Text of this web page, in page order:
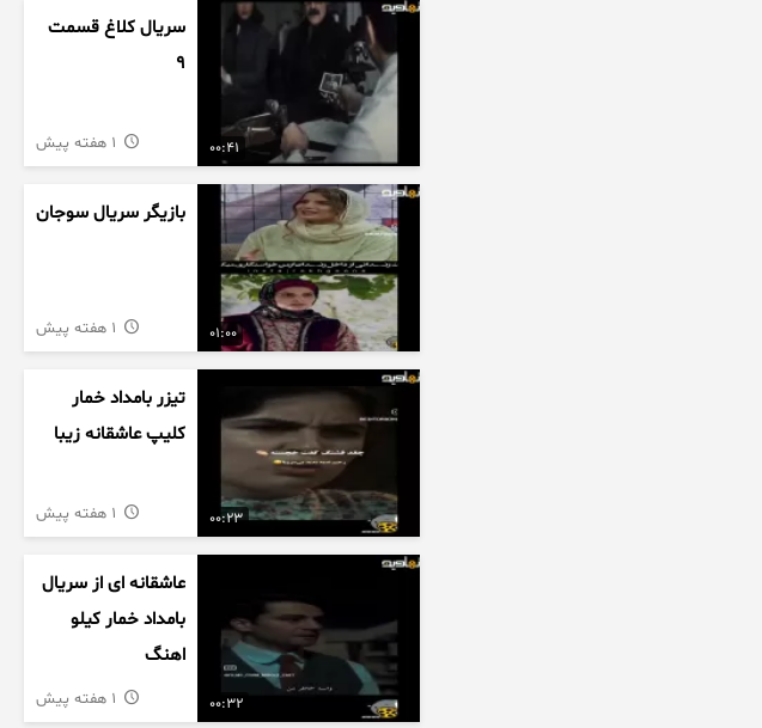
00:41
سریال کلاغ قسمت
9
01:00
بازیگر سریال سوجان
00:23
تیزر بامداد خمار
کلیپ عاشقانه زیبا
00:32
عاشقانه ای از سریال
بامداد خمار کیلو
اهنگ